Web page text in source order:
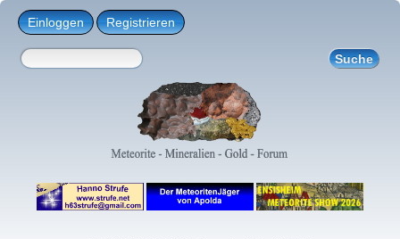
Einloggen Registrieren